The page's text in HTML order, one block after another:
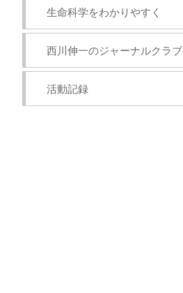
生命科学をわかりやすく
西川伸一のジャーナルクラブ
活動記録